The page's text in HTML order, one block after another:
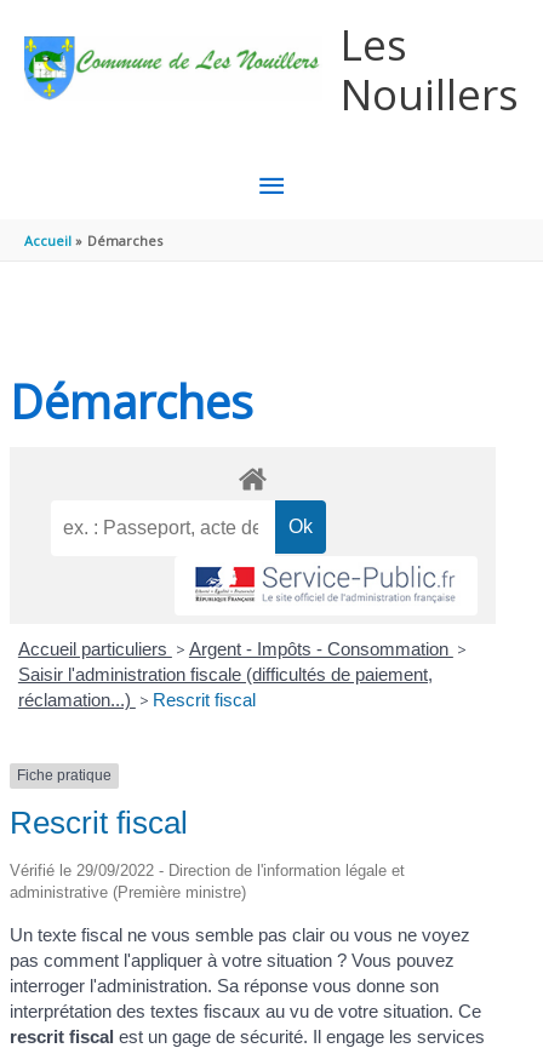
Les
Nouillers
MENU
Accueil Démarches
Démarches
Accueil particuliers > Argent - Impôts - Consommation >
Saisir l'administration fiscale (difficultés de paiement,
réclamation...) > Rescrit fiscal
Fiche pratique
Rescrit fiscal
Vérifié le 29/09/2022 - Direction de l'information légale et
administrative (Première ministre)
Un texte fiscal ne vous semble pas clair ou vous ne voyez
pas comment l'appliquer à votre situation ? Vous pouvez
interroger l'administration. Sa réponse vous donne son
interprétation des textes fiscaux au vu de votre situation. Ce
rescrit fiscal est un gage de sécurité. Il engage les services